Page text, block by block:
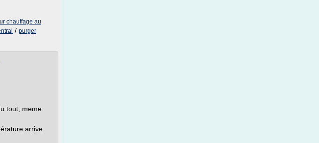
chauffage au
/ purger
tout, meme
arrive